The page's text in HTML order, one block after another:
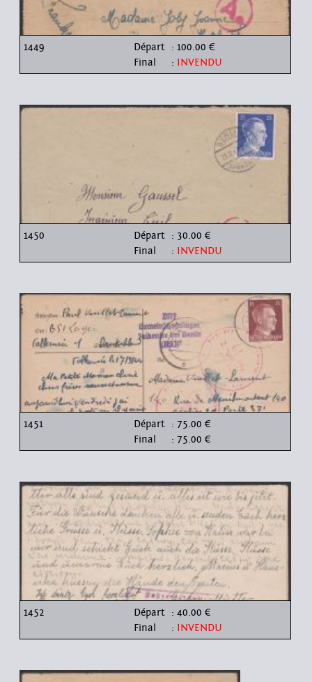
1449 Départ : 100.00 €
Final
: INVENDU
1450 Départ : 30.00 €
Final
: INVENDU
1451 Départ : 75.00 €
Final
: 75.00 €
1452 Départ : 40.00 €
Final
: INVENDU